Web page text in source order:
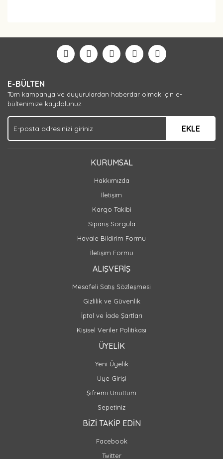
Yorum Yaz
E-BÜLTEN
Tüm kampanya ve duyurulardan haberdar olmak için e-
bültenimize kaydolunuz.
EKLE
KURUMSAL
Hakkımızda
İletişim
Kargo Takibi
Sipariş Sorgula
Havale Bildirim Formu
İletişim Formu
ALIŞVERİŞ
Mesafeli Satış Sözleşmesi
Gizlilik ve Güvenlik
İptal ve İade Şartları
Kişisel Veriler Politikası
ÜYELİK
Yeni Üyelik
Üye Girişi
Şifremi Unuttum
Sepetiniz
BİZİ TAKİP EDİN
Facebook
Twitter